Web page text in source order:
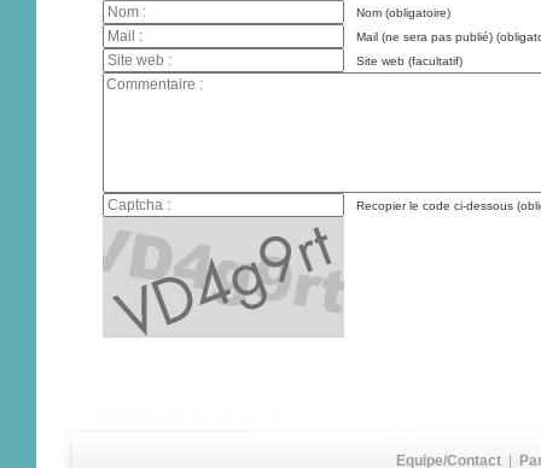
Nom (obligatoire)
Mail (ne sera pas publié)
Site web (facultatif)
Recopier le code ci-dessous
Equipe/Contact